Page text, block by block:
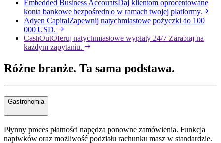
Embedded Business AccountsDaj klientom oprocentowane
konta bankowe bezpośrednio w ramach twojej platformy.
Adyen CapitalZapewnij natychmiastowe pożyczki do 100
000 USD.
CashOutOferuj natychmiastowe wypłaty 24/7 Zarabiaj na
każdym zapytaniu.
Różne branże. Ta sama podstawa.
Gastronomia
Płynny proces płatności napędza ponowne zamówienia. Funkcja
napiwków oraz możliwość podziału rachunku masz w standardzie.